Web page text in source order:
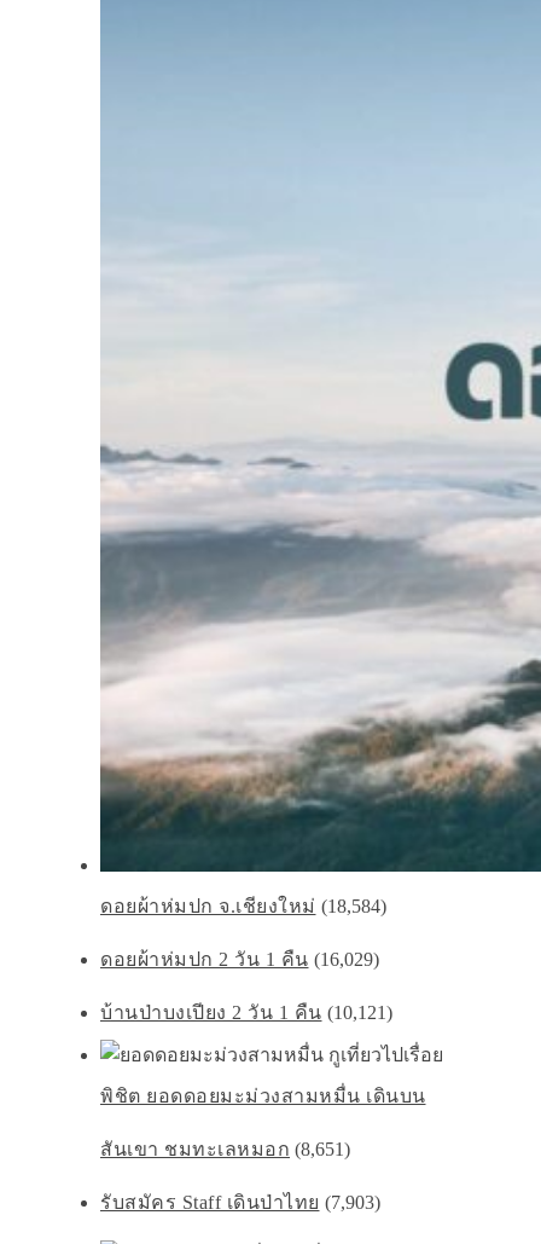
ดอยผ้าห่มปก จ.เชียงใหม่ (18,584)
ดอยผ้าห่มปก 2 วัน 1 คืน (16,029)
บ้านป่าบงเปียง 2 วัน 1 คืน (10,121)
พิชิต ยอดดอยมะม่วงสามหมื่น เดินบน
สันเขา ชมทะเลหมอก (8,651)
รับสมัคร Staff เดินป่าไทย (7,903)